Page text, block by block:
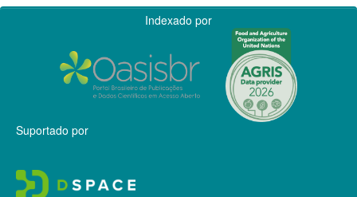
Indexado por
Suportado por